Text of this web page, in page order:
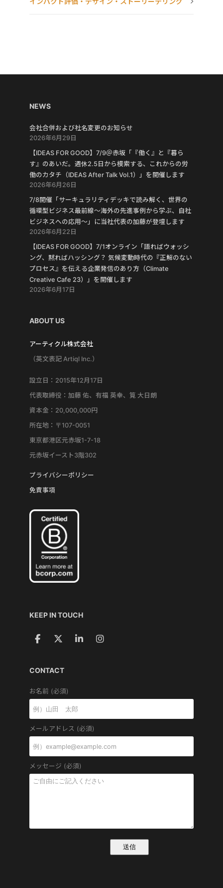
NEWS
会社合併および社名変更のお知らせ
2026年6月29日
【IDEAS FOR GOOD】7/9＠赤坂「『働く』と『暮ら
す』のあいだ。週休2.5日から模索する、これからの労
働のカタチ（IDEAS After Talk Vol.1）」を開催します
2026年6月26日
7/8開催「サーキュラリティデッキで読み解く、世界の
循環型ビジネス最前線〜海外の先進事例から学ぶ、自社
ビジネスへの応用〜」に当社代表の加藤が登壇します
2026年6月22日
【IDEAS FOR GOOD】7/1オンライン「語ればウォッシ
ング、黙ればハッシング？ 気候変動時代の『正解のない
プロセス』を伝える企業発信のあり方（Climate
Creative Cafe 23）」を開催します
2026年6月17日
ABOUT US
アーティクル株式会社
（英文表記 Artiql Inc.）
設立日：2015年12月17日
代表取締役：加藤 佑、有福 英幸、筧 大日朗
資本金：20,000,000円
所在地：〒107-0051
東京都港区元赤坂1-7-18
元赤坂イースト3階302
プライバシーポリシー
免責事項
KEEP IN TOUCH
CONTACT
お名前 (必須)
メールアドレス (必須)
メッセージ (必須)